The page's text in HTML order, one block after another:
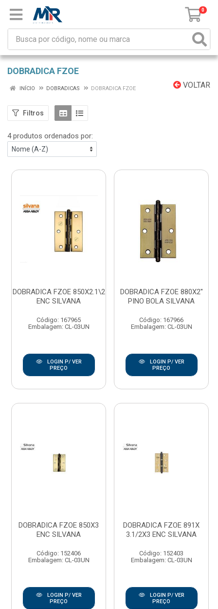
0
DOBRADICA FZOE
VOLTAR
INÍCIO DOBRADICAS DOBRADICA FZOE
Filtros
4 produtos ordenados por:
DOBRADICA FZOE 850X2.1\2
ENC SILVANA
Código: 167965
Embalagem: CL-03UN
LOGIN P/ VER
PREÇO
DOBRADICA FZOE 880X2''
PINO BOLA SILVANA
Código: 167966
Embalagem: CL-03UN
LOGIN P/ VER
PREÇO
DOBRADICA FZOE 850X3
ENC SILVANA
Código: 152406
Embalagem: CL-03UN
LOGIN P/ VER
PREÇO
DOBRADICA FZOE 891X
3.1/2X3 ENC SILVANA
Código: 152403
Embalagem: CL-03UN
LOGIN P/ VER
PREÇO